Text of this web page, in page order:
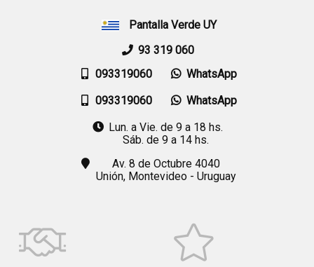
Pantalla Verde UY
93 319 060
093319060
WhatsApp
093319060
WhatsApp
Lun. a Vie. de 9 a 18 hs.
Sáb. de 9 a 14 hs.
Av. 8 de Octubre 4040
Unión, Montevideo - Uruguay